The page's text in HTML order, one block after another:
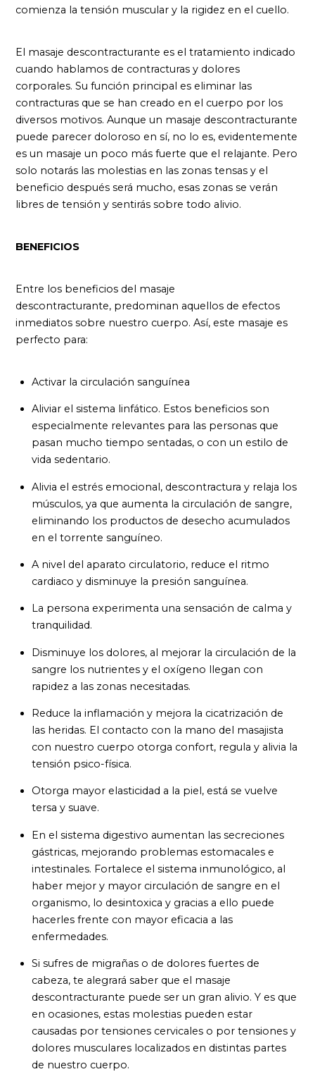
comienza la tensión muscular y la rigidez en el cuello.
El masaje descontracturante es el tratamiento indicado
cuando hablamos de contracturas y dolores
corporales. Su función principal es eliminar las
contracturas que se han creado en el cuerpo por los
diversos motivos. Aunque un masaje descontracturante
puede parecer doloroso en sí, no lo es, evidentemente
es un masaje un poco más fuerte que el relajante. Pero
solo notarás las molestias en las zonas tensas y el
beneficio después será mucho, esas zonas se verán
libres de tensión y sentirás sobre todo alivio.
BENEFICIOS
Entre los beneficios del masaje
descontracturante, predominan aquellos de efectos
inmediatos sobre nuestro cuerpo. Así, este masaje es
perfecto para:
Activar la circulación sanguínea
Aliviar el sistema linfático. Estos beneficios son
especialmente relevantes para las personas que
pasan mucho tiempo sentadas, o con un estilo de
vida sedentario.
Alivia el estrés emocional, descontractura y relaja los
músculos, ya que aumenta la circulación de sangre,
eliminando los productos de desecho acumulados
en el torrente sanguíneo.
A nivel del aparato circulatorio, reduce el ritmo
cardiaco y disminuye la presión sanguínea.
La persona experimenta una sensación de calma y
tranquilidad.
Disminuye los dolores, al mejorar la circulación de la
sangre los nutrientes y el oxígeno llegan con
rapidez a las zonas necesitadas.
Reduce la inflamación y mejora la cicatrización de
las heridas. El contacto con la mano del masajista
con nuestro cuerpo otorga confort, regula y alivia la
tensión psico-física.
Otorga mayor elasticidad a la piel, está se vuelve
tersa y suave.
En el sistema digestivo aumentan las secreciones
gástricas, mejorando problemas estomacales e
intestinales. Fortalece el sistema inmunológico, al
haber mejor y mayor circulación de sangre en el
organismo, lo desintoxica y gracias a ello puede
hacerles frente con mayor eficacia a las
enfermedades.
Si sufres de migrañas o de dolores fuertes de
cabeza, te alegrará saber que el masaje
descontracturante puede ser un gran alivio. Y es que
en ocasiones, estas molestias pueden estar
causadas por tensiones cervicales o por tensiones y
dolores musculares localizados en distintas partes
de nuestro cuerpo.